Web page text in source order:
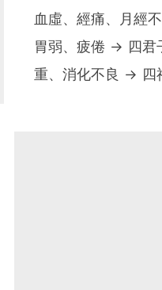
血虛、經痛、月經
胃弱、疲倦 → 四君
重、消化不良 → 四